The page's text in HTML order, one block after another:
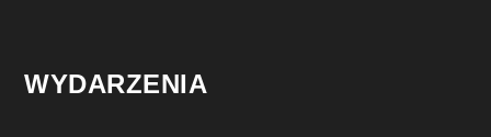
WYDARZENIA